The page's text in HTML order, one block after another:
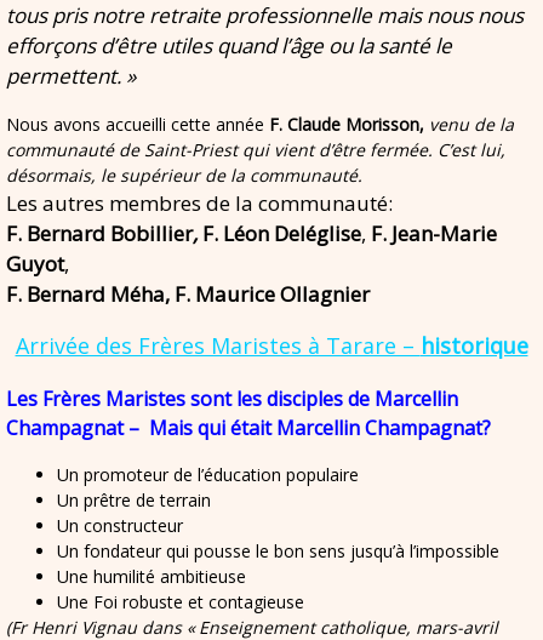
tous pris notre retraite professionnelle mais nous nous
efforçons d’être utiles quand l’âge ou la santé le
permettent. »
Nous avons accueilli cette année F. Claude Morisson, venu de la
communauté de Saint-Priest qui vient d’être fermée. C’est lui,
désormais, le supérieur de la communauté.
Les autres membres de la communauté:
F. Bernard Bobillier,F. Léon Deléglise, F. Jean-Marie
Guyot,
F. Bernard Méha, F. Maurice Ollagnier
Arrivée des Frères Maristes à Tarare – historique
Les Frères Maristes sont les disciples de Marcellin
Champagnat – Mais qui était Marcellin Champagnat?
Un promoteur de l’éducation populaire
Un prêtre de terrain
Un constructeur
Un fondateur qui pousse le bon sens jusqu’à l’impossible
Une humilité ambitieuse
Une Foi robuste et contagieuse
(Fr Henri Vignau dans « Enseignement catholique, mars-avril